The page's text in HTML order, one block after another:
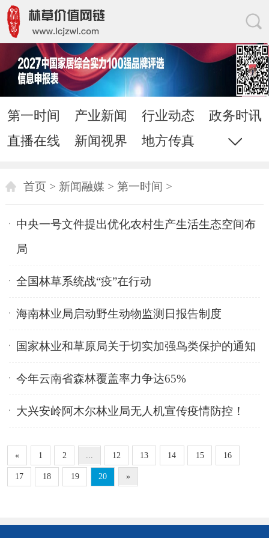
第一时间 产业新闻 行业动态
政务时讯
直播在线
新闻视界 地方传真
时评观点
发送邮件
首页 > 新闻融媒 > 第一时间 >
中央一号文件提出优化农村生产生活生态空间布
局
全国林草系统战“疫”在行动
海南林业局启动野生动物监测日报告制度
国家林业和草原局关于切实加强鸟类保护的通知
今年云南省森林覆盖率力争达65%
大兴安岭阿木尔林业局无人机宣传疫情防控！
« 1 2 12 13 14 15 16
17 18 19 20 »